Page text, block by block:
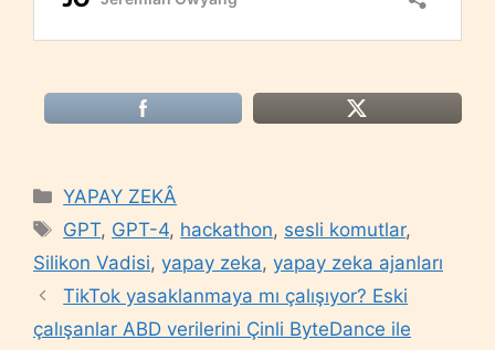
Categories
YAPAY ZEKÂ
Tags
GPT, GPT-4, hackathon, sesli komutlar,
Silikon Vadisi, yapay zeka, yapay zeka ajanları
TikTok yasaklanmaya mı çalışıyor? Eski
çalışanlar ABD verilerini Çinli ByteDance ile